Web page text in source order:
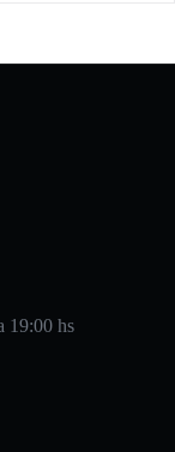
19:00 hs